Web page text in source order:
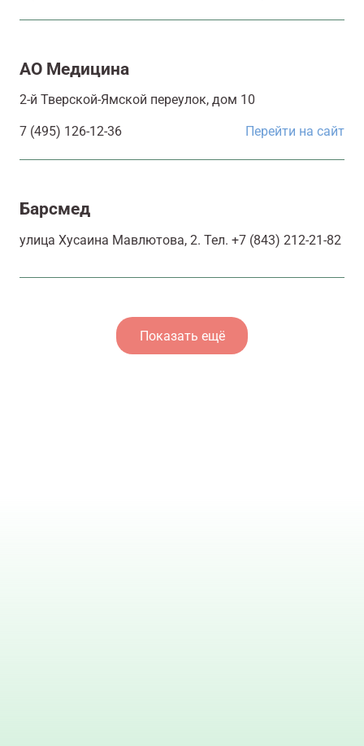
АО Медицина
2-й Тверской-Ямской переулок, дом 10
7 (495) 126-12-36 Перейти на сайт
Барсмед
улица Хусаина Мавлютова, 2. Тел. +7 (843) 212-21-82
Показать ещё